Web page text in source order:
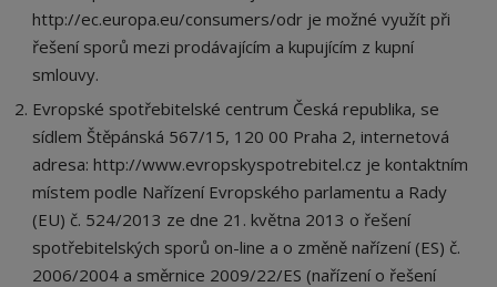
http://ec.europa.eu/consumers/odr je možné využít při
řešení sporů mezi prodávajícím a kupujícím z kupní
smlouvy.
Evropské spotřebitelské centrum Česká republika, se
sídlem Štěpánská 567/15, 120 00 Praha 2, internetová
adresa: http://www.evropskyspotrebitel.cz je kontaktním
místem podle Nařízení Evropského parlamentu a Rady
(EU) č. 524/2013 ze dne 21. května 2013 o řešení
spotřebitelských sporů on-line a o změně nařízení (ES) č.
2006/2004 a směrnice 2009/22/ES (nařízení o řešení